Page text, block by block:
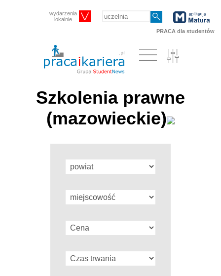
wydarzenia
lokalnie
PRACA dla studentów
Szkolenia prawne
(mazowieckie)